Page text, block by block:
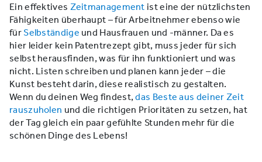
Ein effektives Zeitmanagement ist eine der nützlichsten
Fähigkeiten überhaupt – für Arbeitnehmer ebenso wie
fürSelbständige und Hausfrauen und -männer. Da es
hier leider kein Patentrezept gibt, muss jeder für sich
selbst herausfinden, was für ihn funktioniert und was
nicht. Listen schreiben und planen kann jeder – die
Kunst besteht darin, diese realistisch zu gestalten.
Wenn du deinen Weg findest,das Beste aus deiner Zeit
rauszuholen und die richtigen Prioritäten zu setzen, hat
der Tag gleich ein paar gefühlte Stunden mehr für die
schönen Dinge des Lebens!